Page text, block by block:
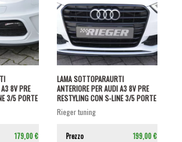
8V PRE
3/5 PORTE
179,00 €
LAMA SOTTOPARAURTI
ANTERIORE PER AUDI A3 8V PRE
RESTYLING CON S-LINE 3/5 PORTE
NERO...
rieger tuning
Prezzo 199,00 €